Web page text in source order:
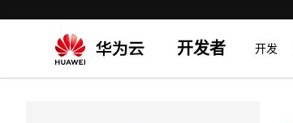
开发者 开发